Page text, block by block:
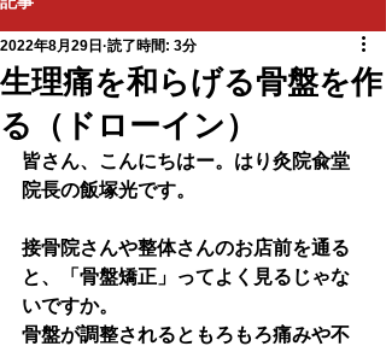
生理痛を和らげる骨盤を作
る（ドローイン）
2022年8月29日 読了時間: 3分
皆さん、こんにちはー。はり灸院兪堂
院長の飯塚光です。
接骨院さんや整体さんのお店前を通る
と、「骨盤矯正」ってよく見るじゃな
いですか。
骨盤が調整されるともろもろ痛みや不